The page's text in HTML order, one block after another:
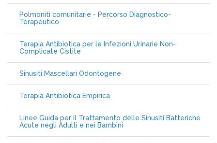
Polmoniti comunitarie - Percorso Diagnostico-
Terapeutico
Terapia Antibiotica per le Infezioni Urinarie Non-
Complicate Cistite
Sinusiti Mascellari Odontogene
Terapia Antibiotica Empirica
Linee Guida per il Trattamento delle Sinusiti Batteriche
Acute negli Adulti e nei Bambini